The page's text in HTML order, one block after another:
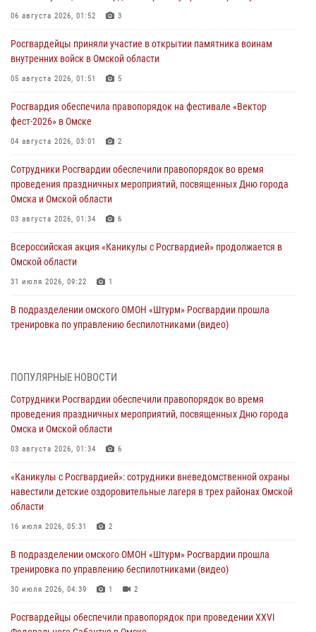
06 августа 2026, 01:52 3
Росгвардейцы приняли участие в открытии памятника воинам
внутренних войск в Омской области
05 августа 2026, 01:51 5
Росгвардия обеспечила правопорядок на фестивале «Вектор
фест-2026» в Омске
04 августа 2026, 03:01 2
Сотрудники Росгвардии обеспечили правопорядок во время
проведения праздничных мероприятий, посвященных Дню города
Омска и Омской области
03 августа 2026, 01:34 6
Всероссийская акция «Каникулы с Росгвардией» продолжается в
Омской области
31 июля 2026, 09:22 1
В подразделении омского ОМОН «Штурм» Росгвардии прошла
тренировка по управлению беспилотниками (видео)
Росгвардия обеспечила безопасность уникального передвижного
29 июля 2026, 01:49
Росгвардейцы приняли участие в крестном ходе в День крещения
Руси в Омске
При содействии спецназа Росгвардии пресечены нарушения
миграционного законодательства в Омске (видео)
27 июля 2026, 07:54
Росгвардия обеспечила правопорядок на концерте группы IOWA в
Омске
27 июля 2026, 01:42
ПОПУЛЯРНЫЕ НОВОСТИ
Сотрудники Росгвардии обеспечили правопорядок во время
проведения праздничных мероприятий, посвященных Дню города
Омска и Омской области
03 августа 2026, 01:34 6
«Каникулы с Росгвардией»: сотрудники вневедомственной охраны
навестили детские оздоровительные лагеря в трех районах Омской
области
16 июля 2026, 05:31 2
В подразделении омского ОМОН «Штурм» Росгвардии прошла
тренировка по управлению беспилотниками (видео)
30 июля 2026, 04:39 1 2
Росгвардейцы обеcпечили правопорядок при проведении XXVI